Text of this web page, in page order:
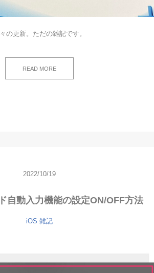
の更新。ただの雑記です。
READ MORE
2022/10/19
自動入力機能の設定ON/OFF方法
iOS 雑記